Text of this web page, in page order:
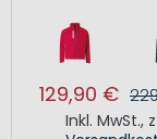
129,90 €
Inkl. MwSt.,